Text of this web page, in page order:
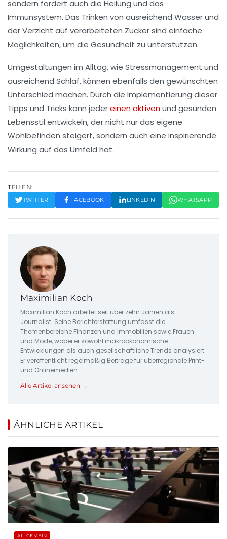
sondern fördert auch die Heilung und das
Immunsystem. Das Trinken von ausreichend Wasser und
der Verzicht auf verarbeiteten Zucker sind einfache
Möglichkeiten, um die Gesundheit zu unterstützen.
Umgestaltungen im Alltag, wie Stressmanagement und
ausreichend Schlaf, können ebenfalls den gewünschten
Unterschied machen. Durch die Implementierung dieser
Tipps und Tricks kann jedereinen aktivenund gesunden
Lebensstil entwickeln, der nicht nur das eigene
Wohlbefinden steigert, sondern auch eine inspirierende
Wirkung auf das Umfeld hat.
TEILEN:
TWITTER FACEBOOK LINKEDIN WHATSAPP
Maximilian Koch
Maximilian Koch arbeitet seit über zehn Jahren als
Journalist. Seine Berichterstattung umfasst die
Themenbereiche Finanzen und Immobilien sowie Frauen
und Mode, wobei er sowohl makroökonomische
Entwicklungen als auch gesellschaftliche Trends analysiert.
Er veröffentlicht regelmäßig Beiträge für überregionale Print-
und Onlinemedien.
Alle Artikel ansehen →
ÄHNLICHE ARTIKEL
ALLGEMEIN